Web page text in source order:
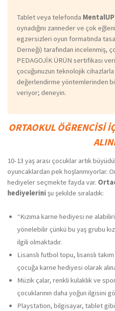
Tablet veya telefonda MentalUP
oynadığını zanneder ve çok
egzersizleri oyun formatında
Derneği) tarafından incelenmiş,
PEDAGOJİK ÜRÜN sertifikası
çocuğunuzun teknolojik
değerlendirme yöntemlerinden
veriyor; deneyin.
ORTAOKUL ÖĞRENCİSİ
10-13 yaş arası çocuklar artık
oyuncaklardan pek hoşlanmıyorlar.
hediyeler seçmekte fayda var.
hediyelerinişu şekilde sıraladık:
“Kızıma karne hediyesi ne
yönelebilir çünkü bu yaş grubu
ilgili olmaktadır.
Lisanslı futbol topu, lisanslı
çocuğa karne hediyesi olarak
Müzik çalar, renkli kulaklık ve
çocuklarının daha yoğun ilgisini
Playstation, bilgisayar, tablet